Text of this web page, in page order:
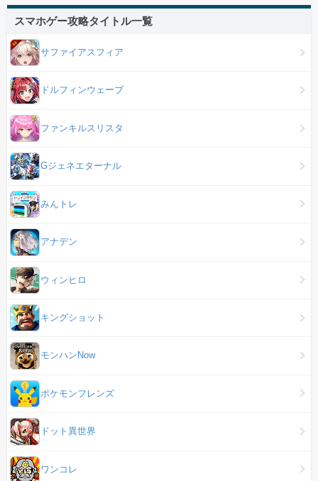
スマホゲー攻略タイトル一覧
サファイアスフィア
ドルフィンウェーブ
ファンキルスリスタ
Gジェネエターナル
みんトレ
アナデン
ウィンヒロ
キングショット
モンハンNow
ポケモンフレンズ
ドット異世界
ワンコレ